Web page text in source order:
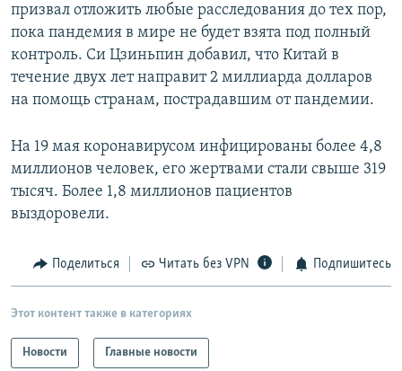
призвал отложить любые расследования до тех пор,
пока пандемия в мире не будет взята под полный
контроль. Си Цзиньпин добавил, что Китай в
течение двух лет направит 2 миллиарда долларов
на помощь странам, пострадавшим от пандемии.
На 19 мая коронавирусом инфицированы более 4,8
миллионов человек, его жертвами стали свыше 319
тысяч. Более 1,8 миллионов пациентов
выздоровели.
Поделиться Читать без VPN Подпишитесь
Этот контент также в категориях
Новости Главные новости